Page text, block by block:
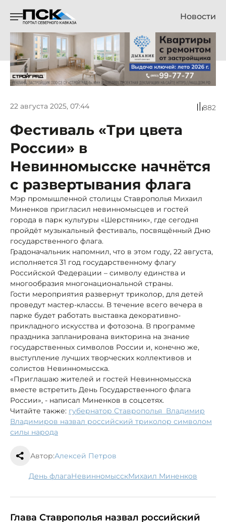
Новости
22 августа 2025, 07:44 882
Фестиваль «Три цвета
России» в
Невинномысске начнётся
с развертывания флага
Мэр промышленной столицы Ставрополья Михаил
Миненков пригласил невинномысцев и гостей
города в парк культуры «Шерстяник», где сегодня
пройдёт музыкальный фестиваль, посвящённый Дню
государственного флага.
Градоначальник напомнил, что в этом году, 22 августа,
исполняется 31 год государственному флагу
Российской Федерации – символу единства и
многообразия многонациональной страны.
Гости мероприятия развернут триколор, для детей
проведут мастер-классы. В течение всего вечера в
парке будет работать выставка декоративно-
прикладного искусства и фотозона. В программе
праздника запланирована викторина на знание
государственных символов России и, конечно же,
выступление лучших творческих коллективов и
солистов Невинномысска.
«Приглашаю жителей и гостей Невинномысска
вместе встретить День Государственного флага
России», - написал Миненков в соцсетях.
Читайте также: губернатор Ставрополья Владимир
Владимиров назвал российский триколор символом
силы народа
Автор:Алексей Петров
День флага Невинномысск Михаил Миненков
Глава Ставрополья назвал российский